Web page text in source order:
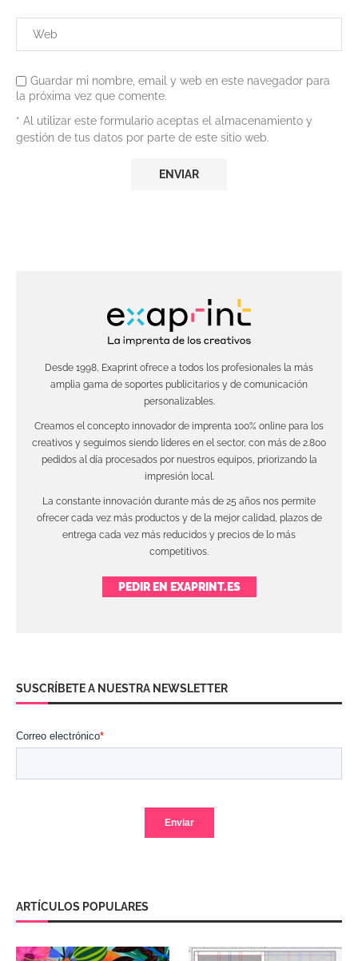
Guardar mi nombre, email y web en este navegador para
la próxima vez que comente.
* Al utilizar este formulario aceptas el almacenamiento y
gestión de tus datos por parte de este sitio web.
Desde 1998, Exaprint ofrece a todos los profesionales la más
amplia gama de soportes publicitarios y de comunicación
personalizables.
Creamos el concepto innovador de imprenta 100% online para los
creativos y seguimos siendo líderes en el sector, con más de 2.800
pedidos al día procesados por nuestros equipos, priorizando la
impresión local.
La constante innovación durante más de 25 años nos permite
ofrecer cada vez más productos y de la mejor calidad, plazos de
entrega cada vez más reducidos y precios de lo más
competitivos.
PEDIR EN EXAPRINT.ES
SUSCRÍBETE A NUESTRA NEWSLETTER
ARTÍCULOS POPULARES